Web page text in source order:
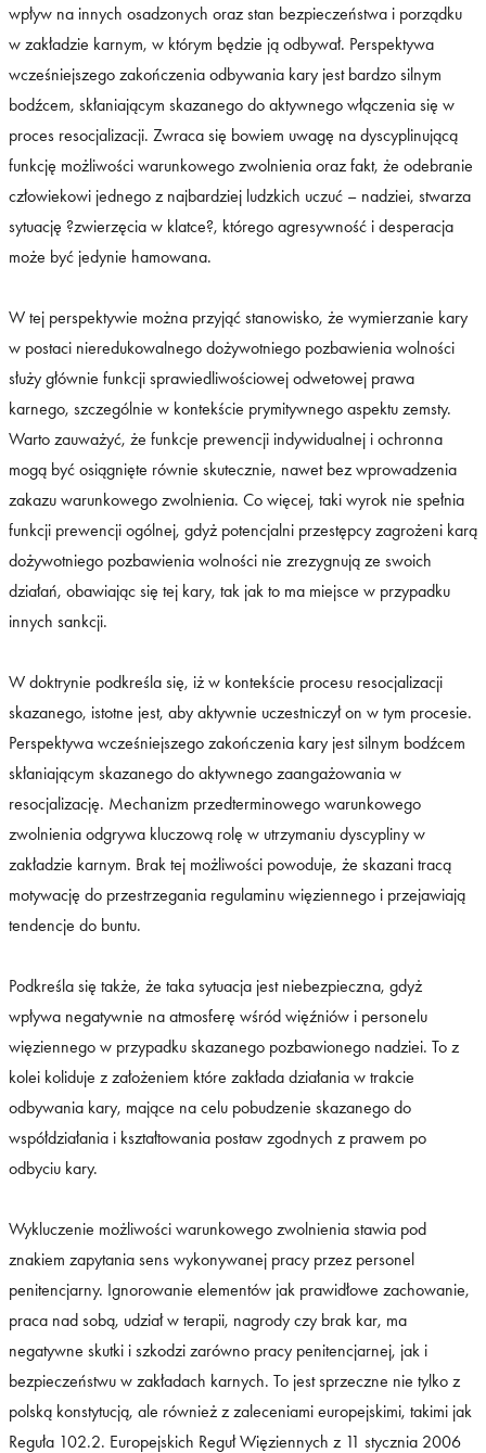
wpływ na innych osadzonych oraz stan bezpieczeństwa i porządku
w zakładzie karnym, w którym będzie ją odbywał. Perspektywa
wcześniejszego zakończenia odbywania kary jest bardzo silnym
bodźcem, skłaniającym skazanego do aktywnego włączenia się w
proces resocjalizacji. Zwraca się bowiem uwagę na dyscyplinującą
funkcję możliwości warunkowego zwolnienia oraz fakt, że odebranie
człowiekowi jednego z najbardziej ludzkich uczuć – nadziei, stwarza
sytuację ?zwierzęcia w klatce?, którego agresywność i desperacja
może być jedynie hamowana.
W tej perspektywie można przyjąć stanowisko, że wymierzanie kary
w postaci nieredukowalnego dożywotniego pozbawienia wolności
służy głównie funkcji sprawiedliwościowej odwetowej prawa
karnego, szczególnie w kontekście prymitywnego aspektu zemsty.
Warto zauważyć, że funkcje prewencji indywidualnej i ochronna
mogą być osiągnięte równie skutecznie, nawet bez wprowadzenia
zakazu warunkowego zwolnienia. Co więcej, taki wyrok nie spełnia
funkcji prewencji ogólnej, gdyż potencjalni przestępcy zagrożeni karą
dożywotniego pozbawienia wolności nie zrezygnują ze swoich
działań, obawiając się tej kary, tak jak to ma miejsce w przypadku
innych sankcji.
W doktrynie podkreśla się, iż w kontekście procesu resocjalizacji
skazanego, istotne jest, aby aktywnie uczestniczył on w tym procesie.
Perspektywa wcześniejszego zakończenia kary jest silnym bodźcem
skłaniającym skazanego do aktywnego zaangażowania w
resocjalizację. Mechanizm przedterminowego warunkowego
zwolnienia odgrywa kluczową rolę w utrzymaniu dyscypliny w
zakładzie karnym. Brak tej możliwości powoduje, że skazani tracą
motywację do przestrzegania regulaminu więziennego i przejawiają
tendencje do buntu.
Podkreśla się także, że taka sytuacja jest niebezpieczna, gdyż
wpływa negatywnie na atmosferę wśród więźniów i personelu
więziennego w przypadku skazanego pozbawionego nadziei. To z
kolei koliduje z założeniem które zakłada działania w trakcie
odbywania kary, mające na celu pobudzenie skazanego do
współdziałania i kształtowania postaw zgodnych z prawem po
odbyciu kary.
Wykluczenie możliwości warunkowego zwolnienia stawia pod
znakiem zapytania sens wykonywanej pracy przez personel
penitencjarny. Ignorowanie elementów jak prawidłowe zachowanie,
praca nad sobą, udział w terapii, nagrody czy brak kar, ma
negatywne skutki i szkodzi zarówno pracy penitencjarnej, jak i
bezpieczeństwu w zakładach karnych. To jest sprzeczne nie tylko z
polską konstytucją, ale również z zaleceniami europejskimi, takimi jak
Reguła 102.2. Europejskich Reguł Więziennych z 11 stycznia 2006